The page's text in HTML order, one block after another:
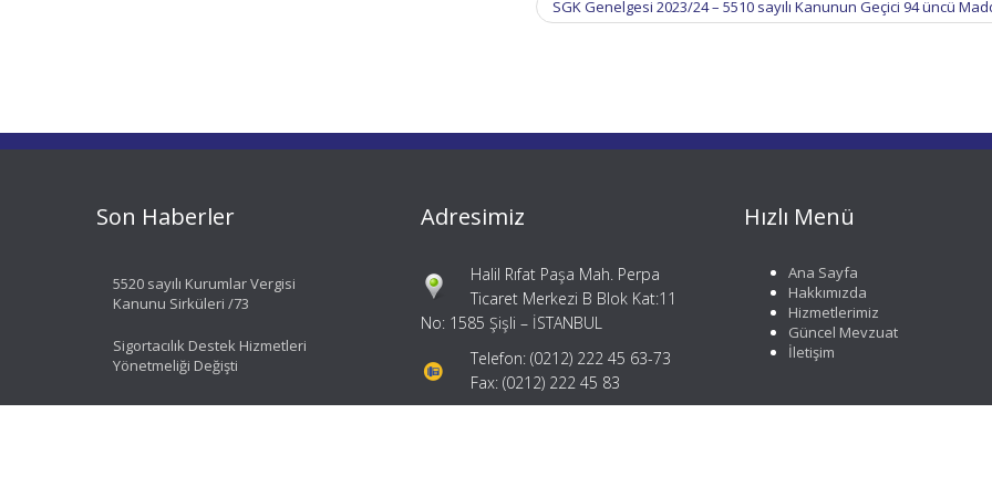
SGK Genelgesi 2023/24 – 5510 sayılı Kanunun Geçici 94 üncü
Son Haberler
5520 sayılı Kurumlar Vergisi
Kanunu Sirküleri /73
Sigortacılık Destek Hizmetleri
Yönetmeliği Değişti
Adresimiz
Halil Rıfat Paşa Mah. Perpa
Ticaret Merkezi B Blok Kat:11
No: 1585 Şişli – İSTANBUL
Telefon: (0212) 222 45 63-73
Fax: (0212) 222 45 83
Hızlı Menü
Ana Sayfa
Hakkımızda
Hizmetlerimiz
Güncel Mevzuat
İletişim